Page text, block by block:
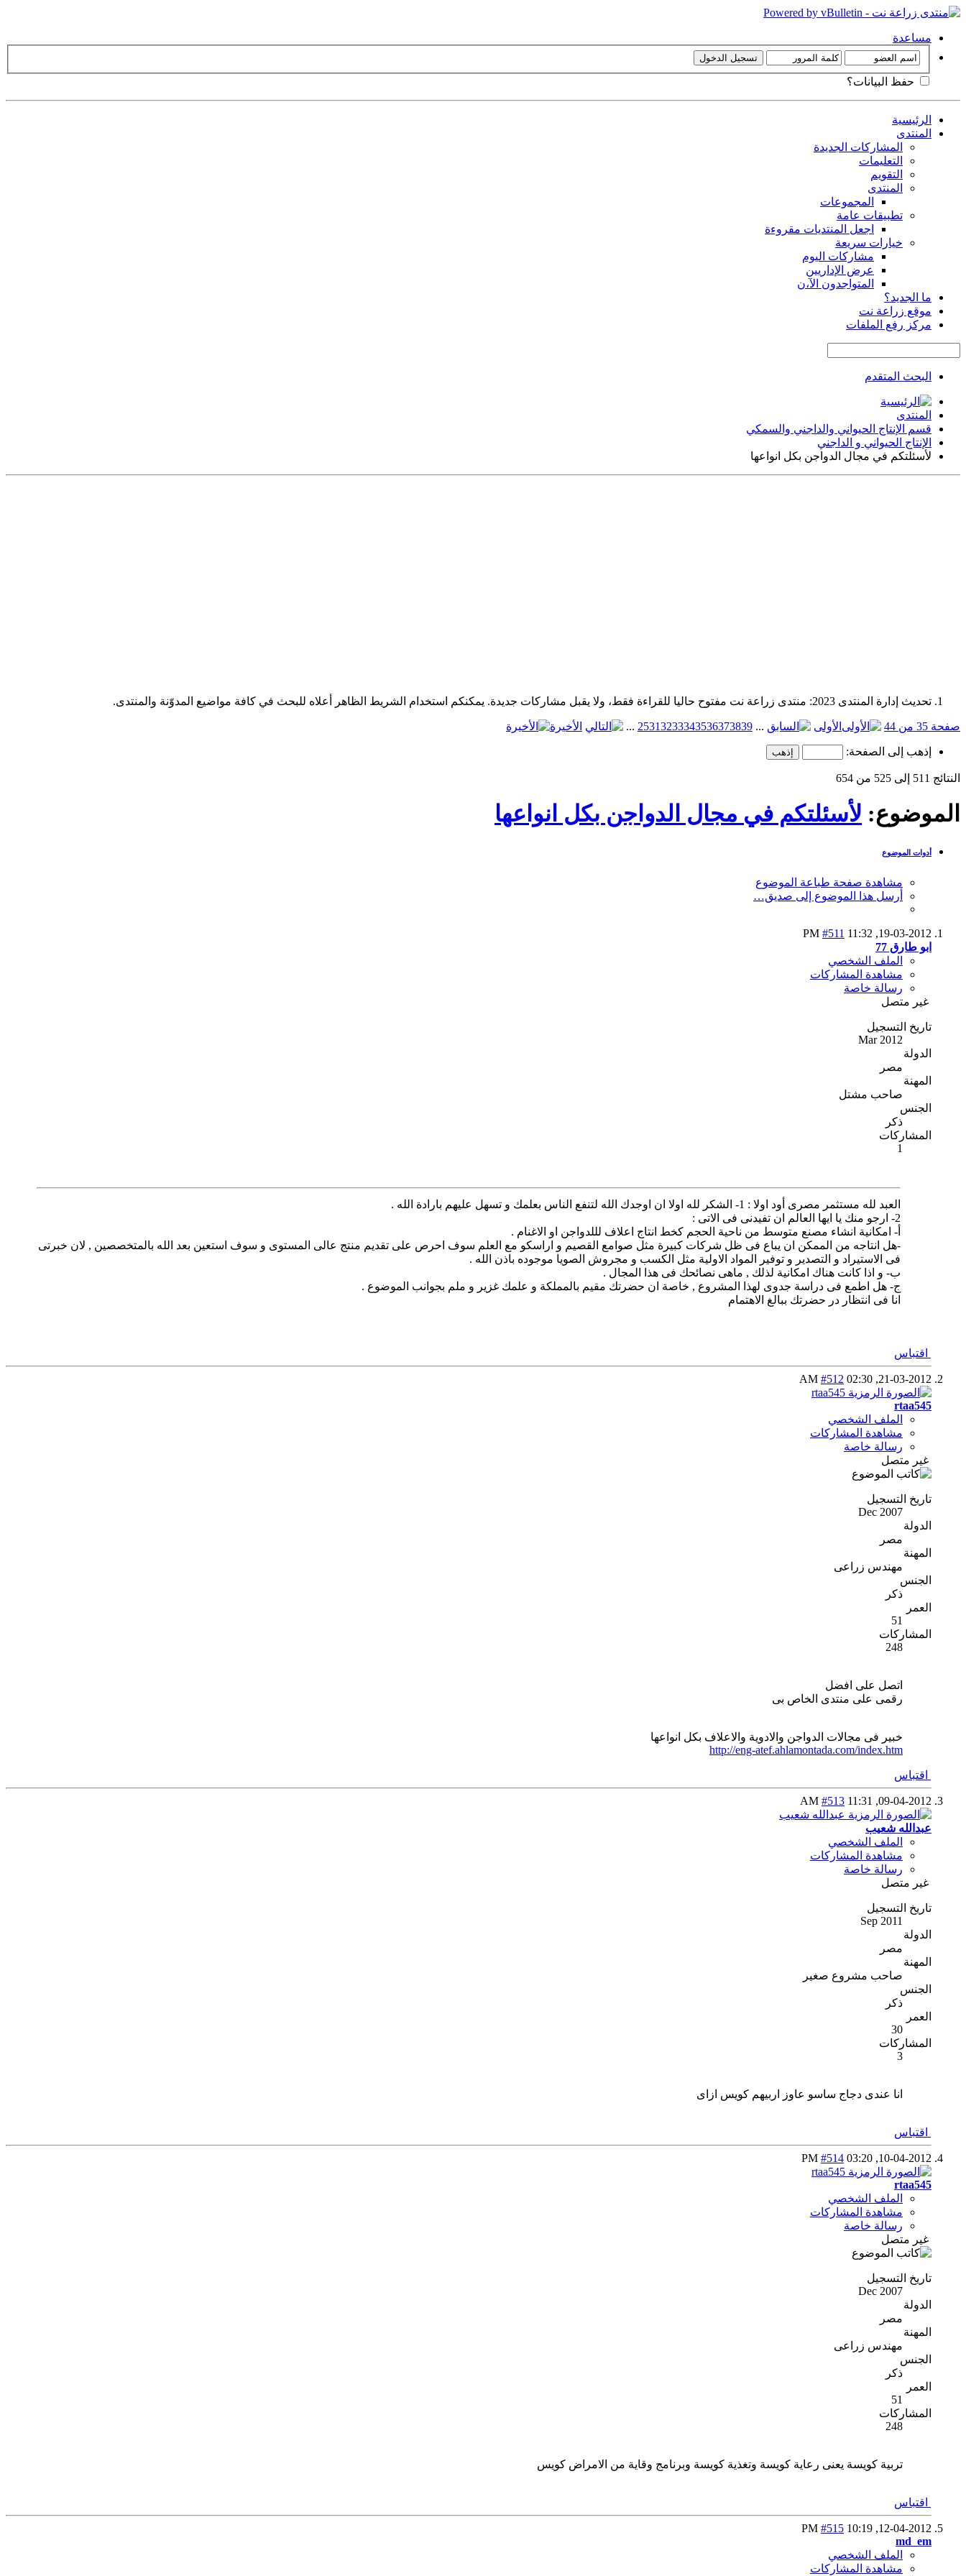
مساعدة
حفظ البيانات؟
الرئيسية
المنتدى
المشاركات الجديدة
التعليمات
التقويم
المنتدى
المجموعات
تطبيقات عامة
اجعل المنتديات مقروءة
خيارات سريعة
مشاركات اليوم
عرض الإداريين
المتواجدون الآ،ن
ما الجديد؟
موقع زراعة نت
مركز رفع الملفات
البحث المتقدم
المنتدى
قسم الإنتاج الحيواني والداجني والسمكي
الإنتاج الحيواني و الداجني
لأسئلتكم في مجال الدواجن بكل انواعها
تحديث إدارة المنتدى 2023: منتدى زراعة نت مفتوح حاليا للقراءة فقط، ولا يقبل مشاركات جديدة. يمكنكم استخدام الشريط الظاهر أعلاه للبحث في كافة مواضيع المدوّنة والمنتدى.
صفحة 35 من 44 الأولى ...
25313233343536373839
... الأخيرة
إذهب إلى الصفحة:
النتائج 511 إلى 525 من 654
الموضوع: لأسئلتكم في مجال الدواجن بكل انواعها
أدوات الموضوع
مشاهدة صفحة طباعة الموضوع
أرسل هذا الموضوع إلى صديق…
19-03-2012,
11:32 PM
#511
ابو طارق 77
الملف الشخصي
مشاهدة المشاركات
رسالة خاصة
غير متصل
تاريخ التسجيل
Mar 2012
الدولة
مصر
المهنة
صاحب مشتل
الجنس
ذكر
المشاركات
1
العبد لله مستثمر مصرى أود اولا : 1- الشكر لله اولا ان اوجدك الله لتنفع الناس بعلمك و تسهل عليهم بارادة الله .
2- ارجو منك يا ايها العالم ان تفيدنى فى الاتى :
أ- امكانية انشاء مصنع متوسط من ناحية الحجم كخط انتاج اعلاف لللدواجن او الاغنام .
-هل انتاجه من الممكن ان يباع فى ظل شركات كبيرة مثل صوامع القصيم و اراسكو مع العلم سوف احرص على تقديم منتج عالى المستوى و سوف استعين بعد الله بالمتخصصين , لان خبرتى
فى الاستيراد و التصدير و توفير المواد الاولية مثل الكسب و مجروش الصويا موجوده باذن الله .
ب- و اذا كانت هناك امكانية لذلك , ماهى نصائحك فى هذا المجال .
ج- هل اطمع فى دراسة جدوى لهذا المشروع , خاصة ان حضرتك مقيم بالمملكة و علمك غزير و ملم بجوانب الموضوع .
انا فى انتظار در حضرتك ببالغ الاهتمام
اقتباس
21-03-2012,
02:30 AM
#512
rtaa545
الملف الشخصي
مشاهدة المشاركات
رسالة خاصة
غير متصل
تاريخ التسجيل
Dec 2007
الدولة
مصر
المهنة
مهندس زراعى
الجنس
ذكر
العمر
51
المشاركات
248
اتصل على افضل
رقمى على منتدى الخاص بى
خبير فى مجالات الدواجن والادوية والاعلاف بكل انواعها
http://eng-atef.ahlamontada.com/index.htm
اقتباس
09-04-2012,
11:31 AM
#513
عبدالله شعيب
الملف الشخصي
مشاهدة المشاركات
رسالة خاصة
غير متصل
تاريخ التسجيل
Sep 2011
الدولة
مصر
المهنة
صاحب مشروع صغير
الجنس
ذكر
العمر
30
المشاركات
3
انا عندى دجاج ساسو عاوز اربيهم كويس ازاى
اقتباس
10-04-2012,
03:20 PM
#514
rtaa545
الملف الشخصي
مشاهدة المشاركات
رسالة خاصة
غير متصل
تاريخ التسجيل
Dec 2007
الدولة
مصر
المهنة
مهندس زراعى
الجنس
ذكر
العمر
51
المشاركات
248
تربية كويسة يعنى رعاية كويسة وتغذية كويسة وبرنامج وقاية من الامراض كويس
اقتباس
12-04-2012,
10:19 PM
#515
md_em
الملف الشخصي
مشاهدة المشاركات